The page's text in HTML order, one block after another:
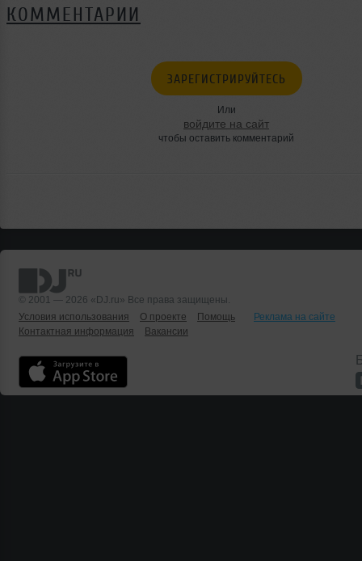
КОММЕНТАРИИ
ЗАРЕГИСТРИРУЙТЕСЬ
Или
войдите на сайт
чтобы оставить комментарий
© 2001 — 2026 «DJ.ru» Все права защищены.
Условия использования
О проекте Помощь
Реклама на сайте
Контактная информация
Вакансии